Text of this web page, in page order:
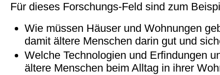
Für dieses Forschungs-Feld sind zum
Wie müssen Häuser und Wohnungen
damit ältere Menschen darin gut und
Welche Technologien und Erfindungen
ältere Menschen beim Alltag in ihrer